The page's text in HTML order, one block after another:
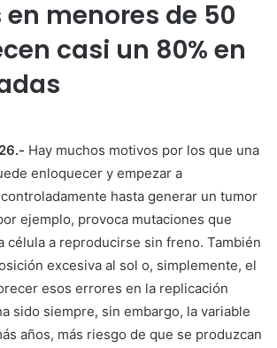
menores de 50
casi un 80% en
Hay muchos motivos por los que una
enloquecer y empezar a
hasta generar un tumor
ejemplo, provoca mutaciones que
célula a reproducirse sin freno. También
excesiva al sol o, simplemente, el
esos errores en la replicación
sido siempre, sin embargo, la variable
años, más riesgo de que se produzcan